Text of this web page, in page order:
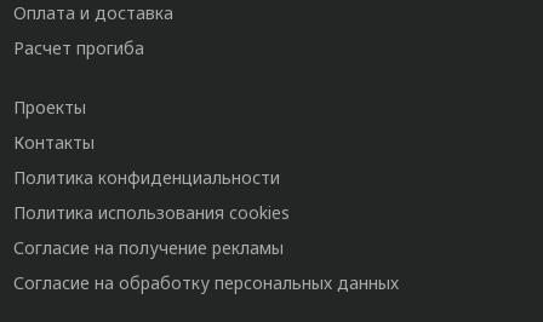
Оплата и доставка
Расчет прогиба
Проекты
Контакты
Политика конфиденциальности
Политика использования cookies
Согласие на получение рекламы
Согласие на обработку персональных данных